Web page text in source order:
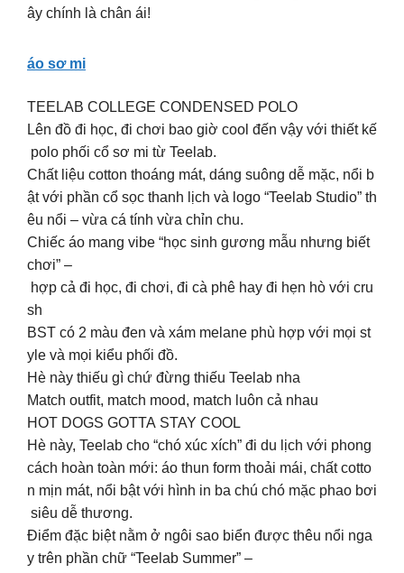
ây chính là chân ái!
áo sơ mi
TEELAB COLLEGE CONDENSED POLO
Lên đồ đi học, đi chơi bao giờ cool đến vậy với thiết kế
polo phối cổ sơ mi từ Teelab.
Chất liệu cotton thoáng mát, dáng suông dễ mặc, nổi b
ật với phần cổ sọc thanh lịch và logo “Teelab Studio” th
êu nổi – vừa cá tính vừa chỉn chu.
Chiếc áo mang vibe “học sinh gương mẫu nhưng biết
chơi” –
hợp cả đi học, đi chơi, đi cà phê hay đi hẹn hò với cru
sh
BST có 2 màu đen và xám melane phù hợp với mọi st
yle và mọi kiểu phối đồ.
Hè này thiếu gì chứ đừng thiếu Teelab nha
Match outfit, match mood, match luôn cả nhau
HOT DOGS GOTTA STAY COOL
Hè này, Teelab cho “chó xúc xích” đi du lịch với phong
cách hoàn toàn mới: áo thun form thoải mái, chất cotto
n mịn mát, nổi bật với hình in ba chú chó mặc phao bơi
siêu dễ thương.
Điểm đặc biệt nằm ở ngôi sao biển được thêu nổi nga
y trên phần chữ “Teelab Summer” –